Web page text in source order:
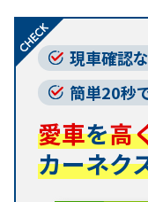
現車確認
簡単20秒
愛車を高
カーネク